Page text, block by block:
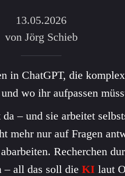
13.05.2026
von Jörg Schieb
in ChatGPT, die
wo ihr aufpassen
da – und sie arbeitet
mehr nur auf Fragen
Recherchen
– all das soll die KI laut